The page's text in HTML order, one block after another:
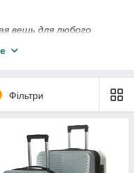
вещь для любого
В легкой сумке
помещаются
предметы личной
тележке перевозится
длительной
поездки
в отношении
Фільтри